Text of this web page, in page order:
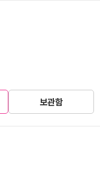
보관함